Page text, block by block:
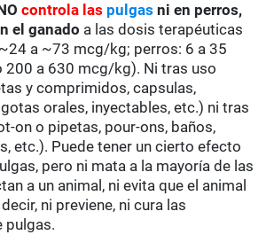
controla las pulgasni en perros,
el ganado a las dosis terapéuticas
a ~73 mcg/kg; perros: 6 a 35
200 a 630 mcg/kg). Ni tras uso
y comprimidos, capsulas,
orales, inyectables, etc.) ni tras
on o pipetas, pour-ons, baños,
etc.). Puede tener un cierto efecto
pero ni mata a la mayoría de las
a un animal, ni evita que el animal
ni previene, ni cura las
pulgas.